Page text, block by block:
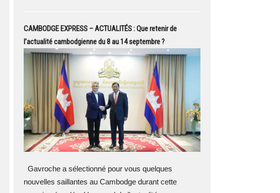
CAMBODGE EXPRESS – ACTUALITÉS : Que retenir de
l’actualité cambodgienne du 8 au 14 septembre ?
Gavroche a sélectionné pour vous quelques
nouvelles saillantes au Cambodge durant cette